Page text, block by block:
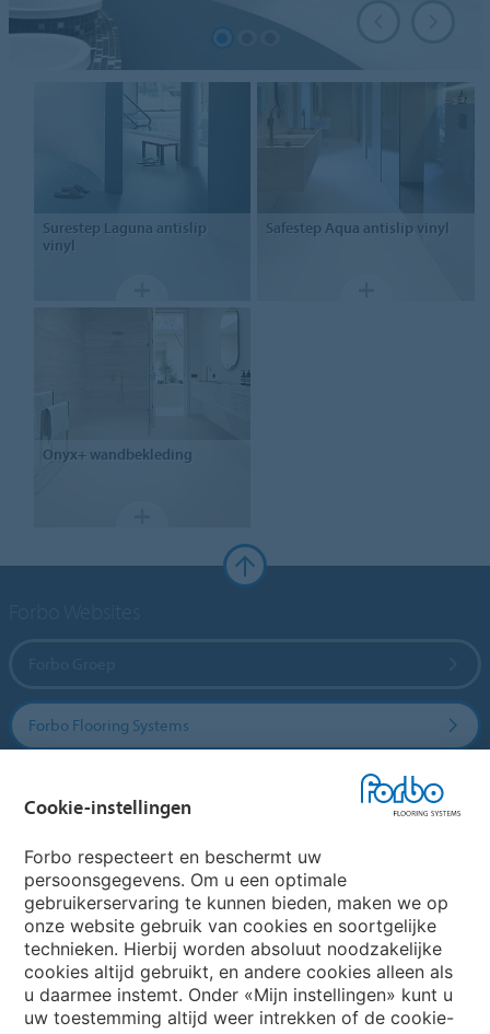
Surestep Laguna antislip
vinyl
Safestep Aqua antislip vinyl
Onyx+wandbekleding
Forbo Flooring Systems
Website
Kies uw land
My Forbo
Cookie-instellingen
Forbo respecteert en beschermt uw
persoonsgegevens. Om u een optimale
gebruikerservaring te kunnen bieden, maken we op
onze website gebruik van cookies en soortgelijke
technieken. Hierbij worden absoluut noodzakelijke
cookies altijd gebruikt, en andere cookies alleen als
u daarmee instemt. Onder «Mijn instellingen» kunt u
uw toestemming altijd weer intrekken of de cookie-